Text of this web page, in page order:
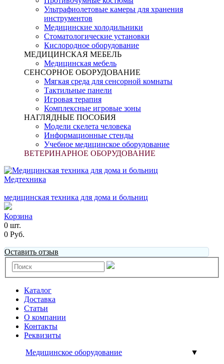
Ультрафиолетовые камеры для хранения
инструментов
Медицинские холодильники
Стоматологические установки
Кислородное оборудование
МЕДИЦИНСКАЯ МЕБЕЛЬ
Медицинская мебель
СЕНСОРНОЕ ОБОРУДОВАНИЕ
Мягкая среда для сенсорной комнаты
Тактильные панели
Игровая терапия
Комплексные игровые зоны
НАГЛЯДНЫЕ ПОСОБИЯ
Модели скелета человека
Информационные стенды
Учебное медицинское оборудование
ВЕТЕРИНАРНОЕ ОБОРУДОВАНИЕ
Медтехника
медицинская техника для дома и больниц
Корзина
0 шт.
0 Руб.
Оставить отзыв
Каталог
Доставка
Статьи
О компании
Контакты
Реквизиты
Медицинское оборудование
▼